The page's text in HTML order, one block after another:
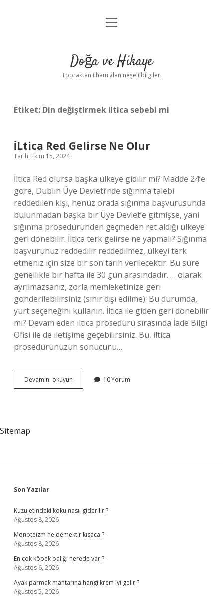
Anasayfa
Yasal Uyarı
menüyü
Doğa ve Hikaye
Topraktan ilham alan neşeli bilgiler!
Etiket: Din değiştirmek iltica sebebi mi
İLtica Red Gelirse Ne Olur
Tarih: Ekim 15, 2024
İltica Red olursa başka ülkeye gidilir mi? Madde 24’e
göre, Dublin Üye Devleti’nde sığınma talebi
reddedilen kişi, henüz orada sığınma başvurusunda
bulunmadan başka bir Üye Devlet’e gitmişse, yani
sığınma prosedüründen geçmeden ret aldığı ülkeye
geri dönebilir. İltica terk gelirse ne yapmalı? Sığınma
başvurunuz reddedilir reddedilmez, ülkeyi terk
etmeniz için size bir son tarih verilecektir. Bu süre
genellikle bir hafta ile 30 gün arasındadır. … olarak
ayrılmazsanız, zorla memleketinize geri
gönderilebilirsiniz (sınır dışı edilme). Bu durumda,
yurt seçeneğini kullanın. İltica ile giden geri dönebilir
mi? Devam eden iltica prosedürü sırasında İade Bilgi
Ofisi ile de iletişime geçebilirsiniz. Bu, iltica
prosedürünüzün sonucunu…
Devamını okuyun
Red
10 Yorum
Sitemap
Sidebar
Son Yazılar
Kuzu etindeki koku nasıl giderilir ?
Ağustos 8, 2026
Monoteizm ne demektir kısaca ?
Ağustos 8, 2026
En çok köpek balığı nerede var ?
Ağustos 6, 2026
Ayak parmak mantarına hangi krem iyi gelir ?
Ağustos 5, 2026